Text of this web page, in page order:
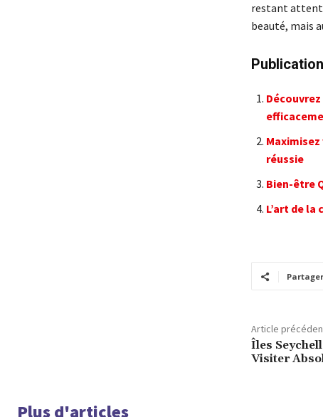
restant
beauté, mais
réussie
Bien-être
L’art de
Partager
Article
Îles
Visiter
Plus d'articles